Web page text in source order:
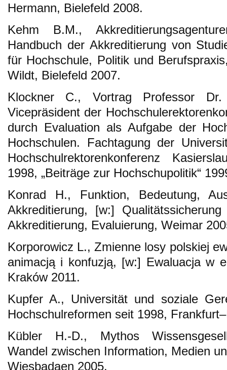
Hermann, Bielefeld 2008.
Kehm B.M.,
Handbuch der Akkreditierung von
für Hochschule, Politik und
Wildt, Bielefeld 2007.
Klockner C., Vortrag Professor
Vicepräsident der
durch Evaluation als Aufgabe der
Hochschulen. Fachtagung der
Hochschulrektorenkonferenz
1998, „Beiträge zur Hochschupolitik“
Konrad H., Funktion, Bedeutung,
Akkreditierung, [w:]
Akkreditierung, Evaluierung, Weimar
Korporowicz L., Zmienne losy polskiej
animacją i konfuzją, [w:] Ewaluacja w
Kraków 2011.
Kupfer A., Universität und soziale
Hochschulreformen seit 1998,
Kübler H.-D., Mythos
Wandel zwischen Information, Medien
Wiesbadaen 2005.